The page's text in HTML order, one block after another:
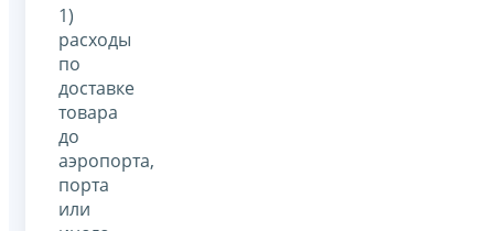
1)
расходы
по
доставке
товара
до
аэропорта,
порта
или